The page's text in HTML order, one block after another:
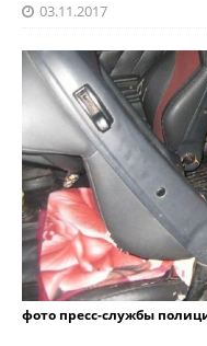
03.11.2017
фото пресс-службы